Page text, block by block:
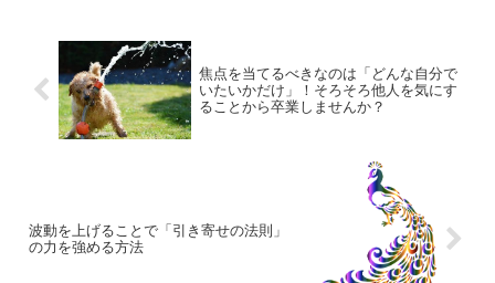
焦点を当てるべきなのは「どんな自分で
いたいかだけ」！そろそろ他人を気にす
ることから卒業しませんか？
波動を上げることで「引き寄せの法則」
の力を強める方法